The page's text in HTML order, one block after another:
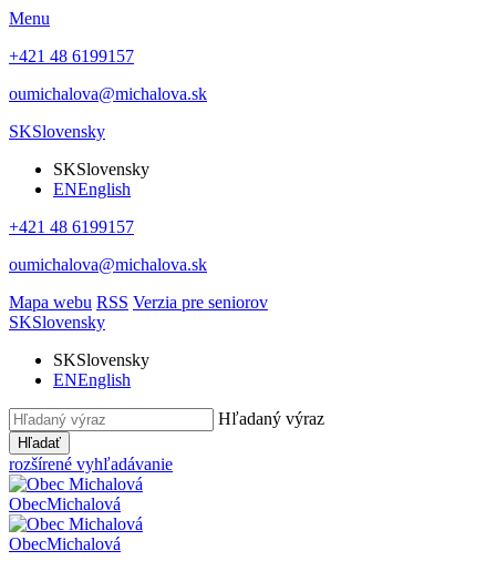
Menu
+421 48 6199157
oumichalova@michalova.sk
SKSlovensky
SKSlovensky
ENEnglish
+421 48 6199157
oumichalova@michalova.sk
Mapa webu RSS Verzia pre seniorov
SKSlovensky
SKSlovensky
ENEnglish
Hľadaný výraz
Hľadať
rozšírené vyhľadávanie
ObecMichalová
ObecMichalová